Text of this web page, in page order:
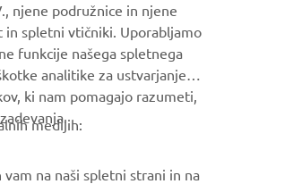
Preberite našo Politiko zasebnosti,
obdelujemo vaše osebne podatke:
njene podružnice in njene
in spletni vtičniki. Uporabljamo
funkcije našega spletnega
analitike za ustvarjanje
ki nam pomagajo razumeti,
medijih:
na naši spletni strani in na